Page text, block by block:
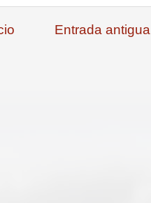
Entrada antigua